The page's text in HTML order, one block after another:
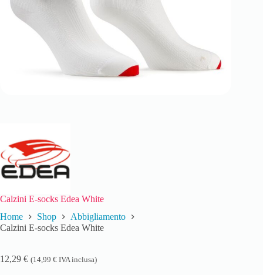
Calzini E-socks Edea White
Home
Shop
Abbigliamento
Calzini E-socks Edea White
12,29 € (14,99 € IVA inclusa)